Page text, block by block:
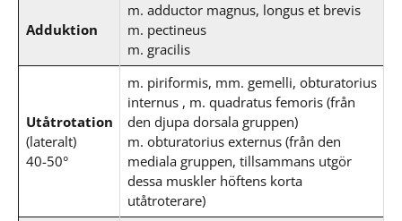
Adduktion
m. adductor magnus, longus et brevis
m. pectineus
m. gracilis
Utåtrotation
(lateralt)
40-50°
m. piriformis, mm. gemelli, obturatorius
internus , m. quadratus femoris (från
den djupa dorsala gruppen)
m. obturatorius externus (från den
mediala gruppen, tillsammans utgör
dessa muskler höftens korta
utåtroterare)